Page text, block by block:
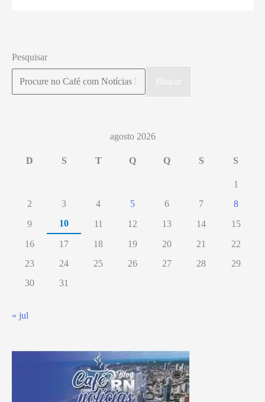
empresas
Pesquisar
Buscar
agosto 2026
D S T Q Q S S
1
2
3 4 5 6 7
8
9
10 11 12 13 14
15
16
17 18 19 20 21
22
23
24 25 26 27 28
29
30
31
« jul